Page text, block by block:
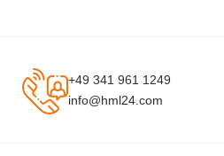
+49 341 961 1249
info@hml24.com